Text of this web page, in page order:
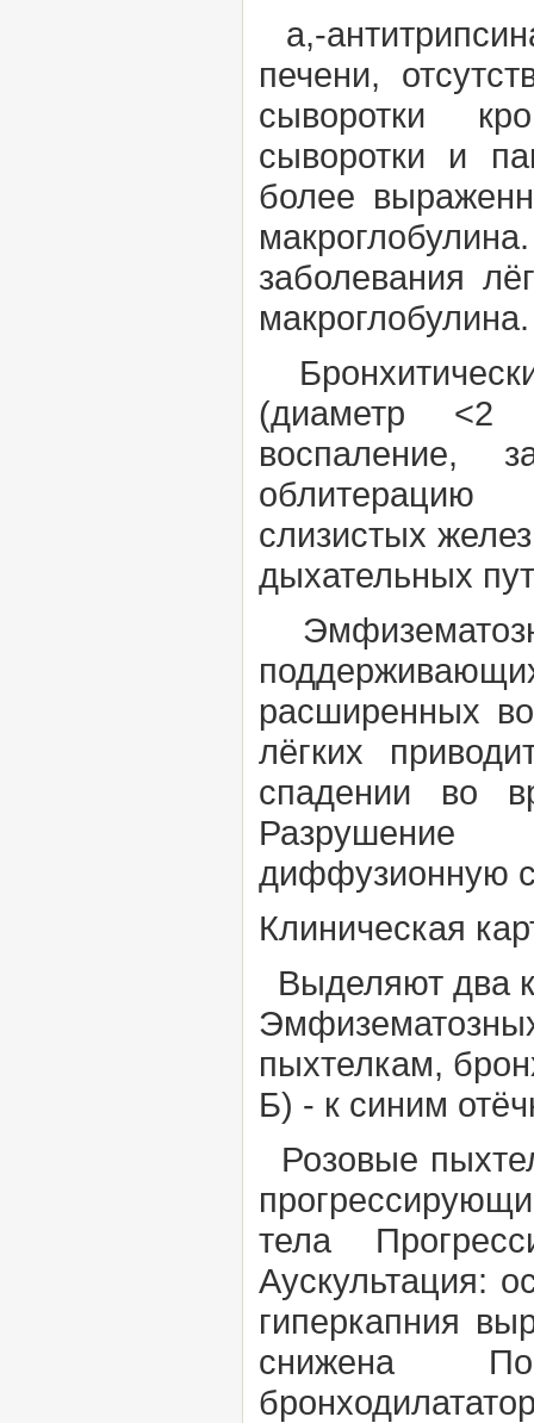
а,-
печени,
сыворотки
сыворотки и
более
заболевания
(диаметр <2
воспаление,
облитерацию
слизистых
дыхательных
расширенных
лёгких
спадении во
Разрушение
диффузионную
Клиническая
Выделяют два
пыхтелкам,
Б) - к синим
Розовые
тела
Аускультация:
гиперкапния
снижена